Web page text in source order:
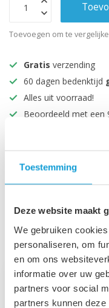
Toestemming
Deze website maakt
We gebruiken
personaliseren, om
en om ons
informatie over uw
partners voor social
partners kunnen
Toevoegen om te
Gratis verzending
60 dagen bedenktijd
Alles uit voorraad!
Beoordeeld met een
Specificaties
Recent